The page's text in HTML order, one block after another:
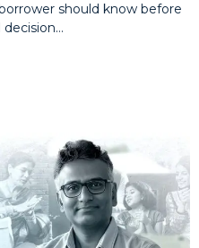
should know before